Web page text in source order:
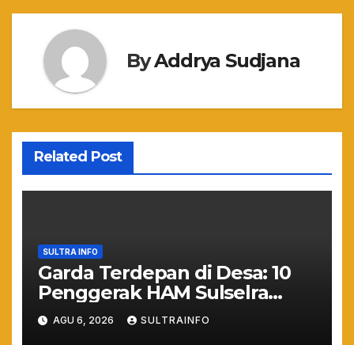
ByAddrya Sudjana
Related Post
SULTRA INFO
Garda Terdepan di Desa: 10
Penggerak HAM Sulselra
Resmi Bertugas Mengawal
Asta Cita Prabowo
AGU 6, 2026 SULTRAINFO